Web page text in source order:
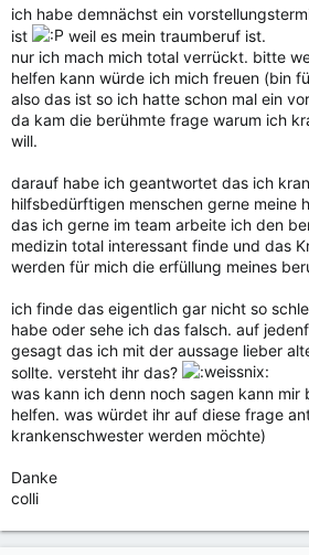
ich habe demnächst ein
ist
weil es mein traumberuf ist.
nur ich mach mich total verrückt. bitte
helfen kann würde ich mich freuen (bin
also das ist so ich hatte schon mal ein
da kam die berühmte frage warum ich
will.
darauf habe ich geantwortet das ich
hilfsbedürftigen menschen gerne meine
das ich gerne im team arbeite ich den
medizin total interessant finde und das
werden für mich die erfüllung meines
ich finde das eigentlich gar nicht so
habe oder sehe ich das falsch. auf
gesagt das ich mit der aussage lieber
sollte. versteht ihr das?
was kann ich denn noch sagen kann mir
helfen. was würdet ihr auf diese frage
krankenschwester werden möchte)
Danke
colli